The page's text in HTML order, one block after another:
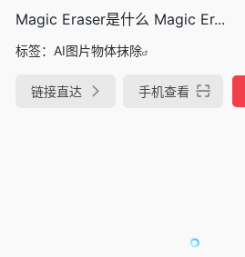
Magic Eraser是什么 Magic Er...
标签： AI图片物体抹除
链接直达 手机查看